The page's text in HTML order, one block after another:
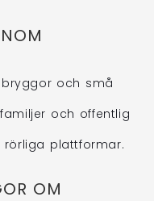
och små
och offentlig
plattformar.
OM